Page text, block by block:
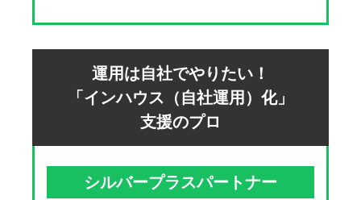
運用は自社でやりたい！
「インハウス（自社運用）化」
支援のプロ
シルバープラスパートナー